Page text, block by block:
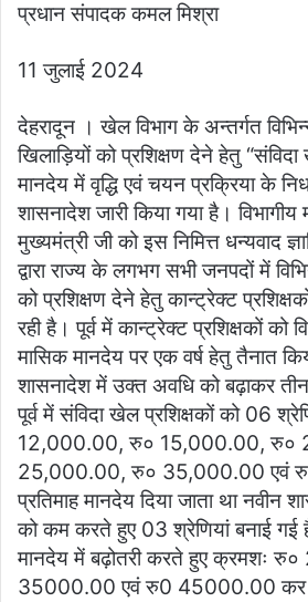
प्रधान संपादक कमल मिश्रा
11 जुलाई 2024
देहरादून । खेल विभाग के अन्तर्गत
खिलाड़ियों को प्रशिक्षण देने हेतु
मानदेय में वृद्धि एवं चयन प्रक्रिया के
शासनादेश जारी किया गया है। विभागीय
मुख्यमंत्री जी को इस निमित्त धन्यवाद
द्वारा राज्य के लगभग सभी जनपदों में
को प्रशिक्षण देने हेतु कान्ट्रेक्ट
रही है। पूर्व में कान्ट्रेक्ट प्रशिक्षकों को
मासिक मानदेय पर एक वर्ष हेतु तैनात
शासनादेश में उक्त अवधि को बढ़ाकर तीन
पूर्व में संविदा खेल प्रशिक्षकों को 06
12,000.00, रु० 15,000.00, रु०
25,000.00, रु० 35,000.00 एवं
प्रतिमाह मानदेय दिया जाता था नवीन
को कम करते हुए 03 श्रेणियां बनाई गई
मानदेय में बढ़ोतरी करते हुए क्रमशः
35000.00 एवं रु0 45000.00 कर